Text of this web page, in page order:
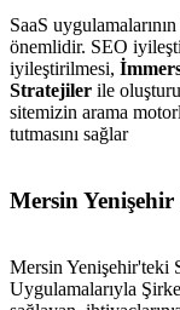
SaaS
önemlidir. SEO
iyileştirilmesi,
Stratejiler ile
sitemizin arama
tutmasını sağlar
Mersin
Mersin Yenişehir'teki
Uygulamalarıyla